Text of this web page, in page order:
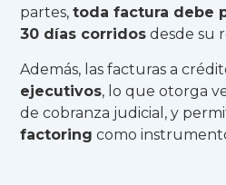
partes,toda factura debe
30 días corridos desde su
Además, las facturas a
ejecutivos, lo que otorga
de cobranza judicial, y
factoring como